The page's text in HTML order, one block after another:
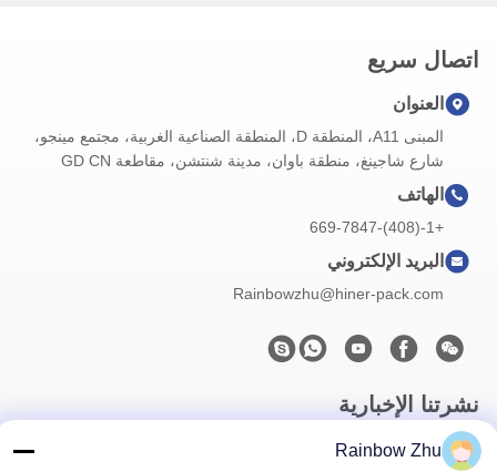
اتصال سريع
العنوان
المبنى A11، المنطقة D، المنطقة الصناعية الغربية، مجتمع مينجو،
شارع شاجينغ، منطقة باوان، مدينة شنتشن، مقاطعة GD CN
الهاتف
+1-(408)-669-7847
البريد الإلكتروني
Rainbowzhu@hiner-pack.com
نشرتنا الإخبارية
اشترك في نشرتنا الإخبارية للحصول على خصومات وأكثر.
Rainbow Zhu